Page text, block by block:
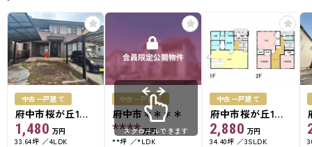
中古一戸建て
府中市桜が丘1丁
目
1,480 万円
33.64坪
4LDK
中古一戸建て
府中市＊＊＊＊
****万円
**坪
*LDK
中古一戸建て
府中市桜が丘1丁
目
2,880 万円
34.40坪
3SLDK
スクロールできます